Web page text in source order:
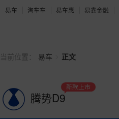
易车 淘车车 易车惠 易鑫金融
当前位置： 易车 正文
腾势D9
新款上市